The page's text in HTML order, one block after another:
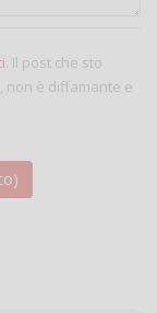
. Il post che sto
non è diffamante e